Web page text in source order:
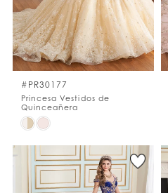
#PR30177
Princesa Vestidos de
Quinceañera
Skip
List
#4dabc4b4c7